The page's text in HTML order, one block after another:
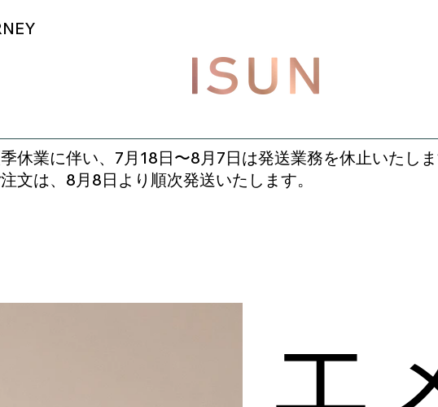
エ
季休業に伴い、7月18日〜8月7日は発送業務を休止いたし
文は、8月8日より順次発送いたします。